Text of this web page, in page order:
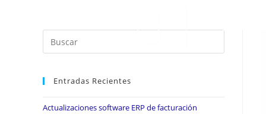
Entradas Recientes
Actualizaciones software ERP de facturación